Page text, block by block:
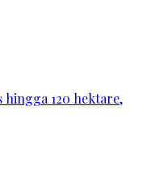
hingga 120 hektare,